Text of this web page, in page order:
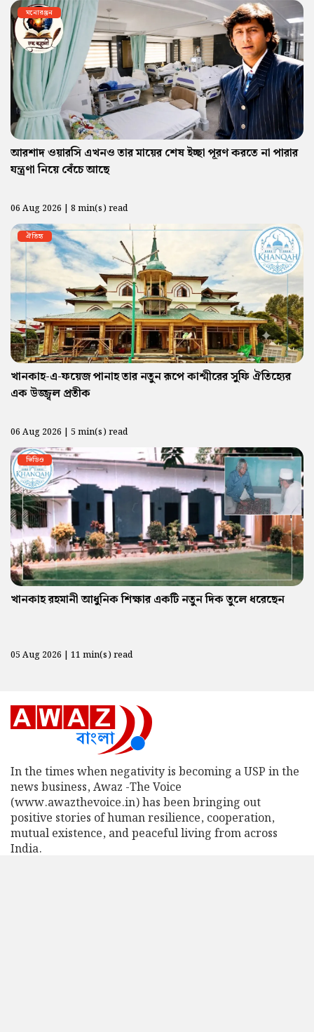
মনোরঞ্জন
আরশাদ ওয়ারসি এখনও তার মায়ের শেষ ইচ্ছা পূরণ করতে না পারার
যন্ত্রণা নিয়ে বেঁচে আছে
06 Aug 2026 | 8 min(s) read
ঐতিহ্য
খানকাহ-এ-ফয়েজ পানাহ তার নতুন রূপে কাশ্মীরের সুফি ঐতিহ্যের
এক উজ্জ্বল প্রতীক
06 Aug 2026 | 5 min(s) read
ভিডিও
খানকাহ রহমানী আধুনিক শিক্ষার একটি নতুন দিক তুলে ধরেছেন
05 Aug 2026 | 11 min(s) read
In the times when negativity is becoming a USP in the
news business, Awaz -The Voice
(www.awazthevoice.in) has been bringing out
positive stories of human resilience, cooperation,
mutual existence, and peaceful living from across
India.